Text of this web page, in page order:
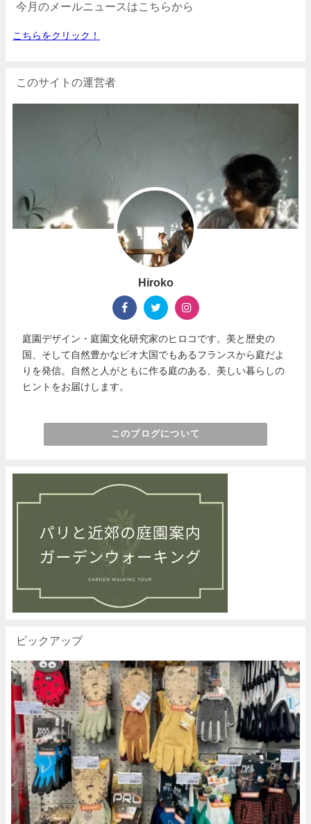
今月のメールニュースはこちらから
こちらをクリック！
このサイトの運営者
Hiroko
庭園デザイン・庭園文化研究家のヒロコです。美と歴史の
国、そして自然豊かなビオ大国でもあるフランスから庭だよ
りを発信。自然と人がともに作る庭のある、美しい暮らしの
ヒントをお届けします。
このブログについて
ピックアップ